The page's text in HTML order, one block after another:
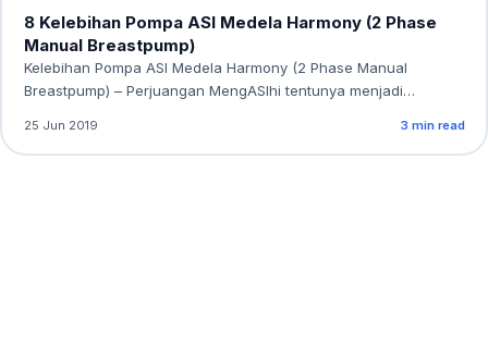
8 Kelebihan Pompa ASI Medela Harmony (2 Phase
Manual Breastpump)
Kelebihan Pompa ASI Medela Harmony (2 Phase Manual
Breastpump) – Perjuangan MengASIhi tentunya menjadi
25 Jun 2019 3 min read